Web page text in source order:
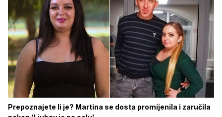
Prepoznajete li je? Martina se dosta promijenila i zaručila